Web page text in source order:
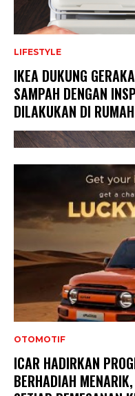
LIFESTYLE
IKEA DUKUNG
SAMPAH DENGAN
DILAKUKAN DI RUMAH
OTOMOTIF
ICAR HADIRKAN
BERHADIAH